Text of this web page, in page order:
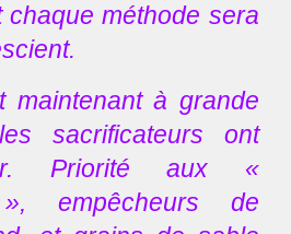
chaque méthode sera
maintenant à grande
sacrificateurs ont
Priorité aux «
», empêcheurs de